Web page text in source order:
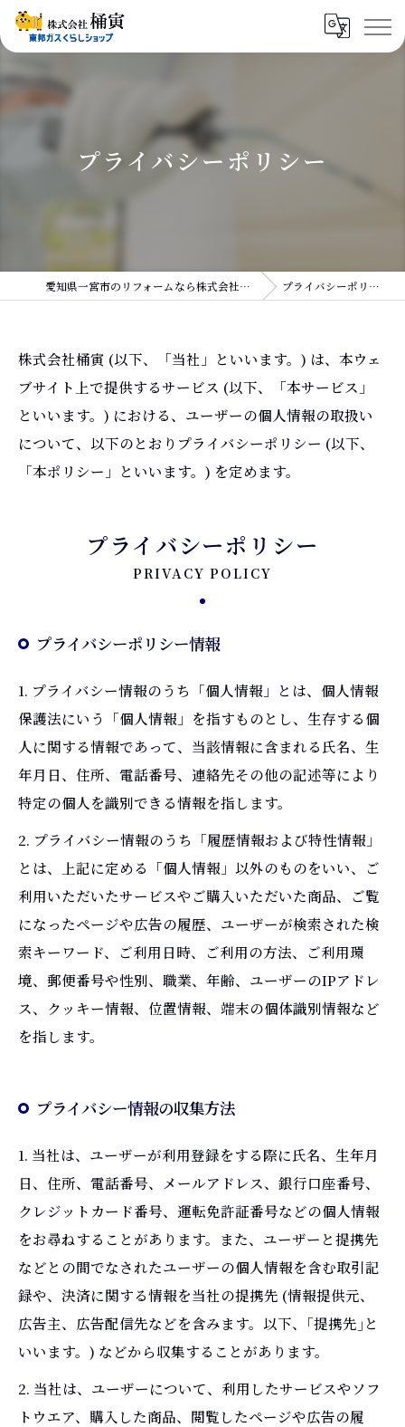
プライバシーポリシー
愛知県一宮市のリフォームなら株式会社桶寅 プライバシーポリシー
株式会社桶寅 (以下、「当社」といいます。) は、本ウェ
ブサイト上で提供するサービス (以下、「本サービス」
といいます。) における、ユーザーの個人情報の取扱い
について、以下のとおりプライバシーポリシー (以下、
「本ポリシー」といいます。) を定めます。
プライバシーポリシー
PRIVACY POLICY
プライバシーポリシー情報
1. プライバシー情報のうち「個人情報」とは、個人情報
保護法にいう「個人情報」を指すものとし、生存する個
人に関する情報であって、当該情報に含まれる氏名、生
年月日、住所、電話番号、連絡先その他の記述等により
特定の個人を識別できる情報を指します。
2. プライバシー情報のうち「履歴情報および特性情報」
とは、上記に定める「個人情報」以外のものをいい、ご
利用いただいたサービスやご購入いただいた商品、ご覧
になったページや広告の履歴、ユーザーが検索された検
索キーワード、ご利用日時、ご利用の方法、ご利用環
境、郵便番号や性別、職業、年齢、ユーザーのIPアドレ
ス、クッキー情報、位置情報、端末の個体識別情報など
を指します。
プライバシー情報の収集方法
1. 当社は、ユーザーが利用登録をする際に氏名、生年月
日、住所、電話番号、メールアドレス、銀行口座番号、
クレジットカード番号、運転免許証番号などの個人情報
をお尋ねすることがあります。また、ユーザーと提携先
などとの間でなされたユーザーの個人情報を含む取引記
録や、決済に関する情報を当社の提携先 (情報提供元、
広告主、広告配信先などを含みます。以下、｢提携先｣と
いいます。) などから収集することがあります。
2. 当社は、ユーザーについて、利用したサービスやソフ
トウエア、購入した商品、閲覧したページや広告の履